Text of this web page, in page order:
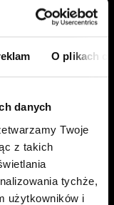
O plikach
danych
Twoje
z takich
tychże,
użytkowników i
wyczyścić
świecić i/lub